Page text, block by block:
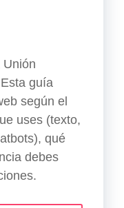
Unión
guía
según el
uses (texto,
qué
debes